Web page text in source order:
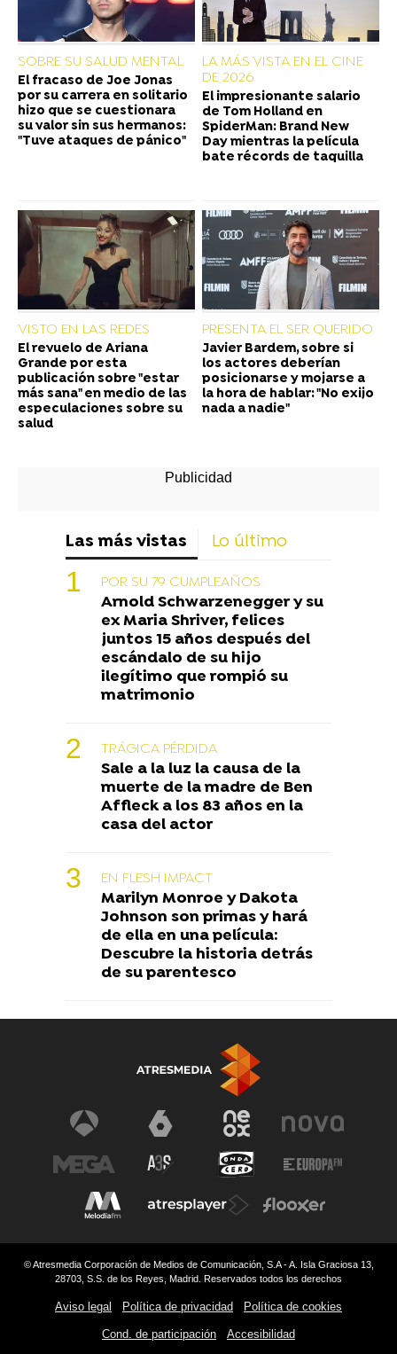
SOBRE SU SALUD MENTAL
El fracaso de Joe Jonas
por su carrera en solitario
hizo que se cuestionara
su valor sin sus hermanos:
"Tuve ataques de pánico"
LA MÁS VISTA EN EL CINE
DE 2026
El impresionante salario
de Tom Holland en
SpiderMan: Brand New
Day mientras la película
bate récords de taquilla
VISTO EN LAS REDES
El revuelo de Ariana
Grande por esta
publicación sobre "estar
más sana" en medio de las
especulaciones sobre su
salud
PRESENTA EL SER QUERIDO
Javier Bardem, sobre si
los actores deberían
posicionarse y mojarse a
la hora de hablar: "No exijo
nada a nadie"
Las más vistas Lo último
POR SU 79 CUMPLEAÑOS
Arnold Schwarzenegger y su
ex Maria Shriver, felices
juntos 15 años después del
escándalo de su hijo
ilegítimo que rompió su
matrimonio
TRÁGICA PÉRDIDA
Sale a la luz la causa de la
muerte de la madre de Ben
Affleck a los 83 años en la
casa del actor
EN FLESH IMPACT
Marilyn Monroe y Dakota
Johnson son primas y hará
de ella en una película:
Descubre la historia detrás
de su parentesco
© Atresmedia Corporación de Medios de Comunicación, S.A - A. Isla Graciosa 13,
28703, S.S. de los Reyes, Madrid. Reservados todos los derechos
Aviso legal Política de privacidad Política de cookies
Cond. de participación Accesibilidad